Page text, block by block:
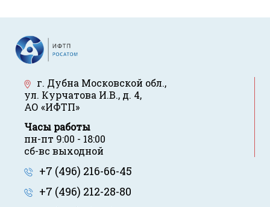
г. Дубна Московской обл.,
ул. Курчатова И.В., д. 4,
АО «ИФТП»
Часы работы
пн-пт 9:00 - 18:00
сб-вс выходной
+7 (496) 216-66-45
+7 (496) 212-28-80